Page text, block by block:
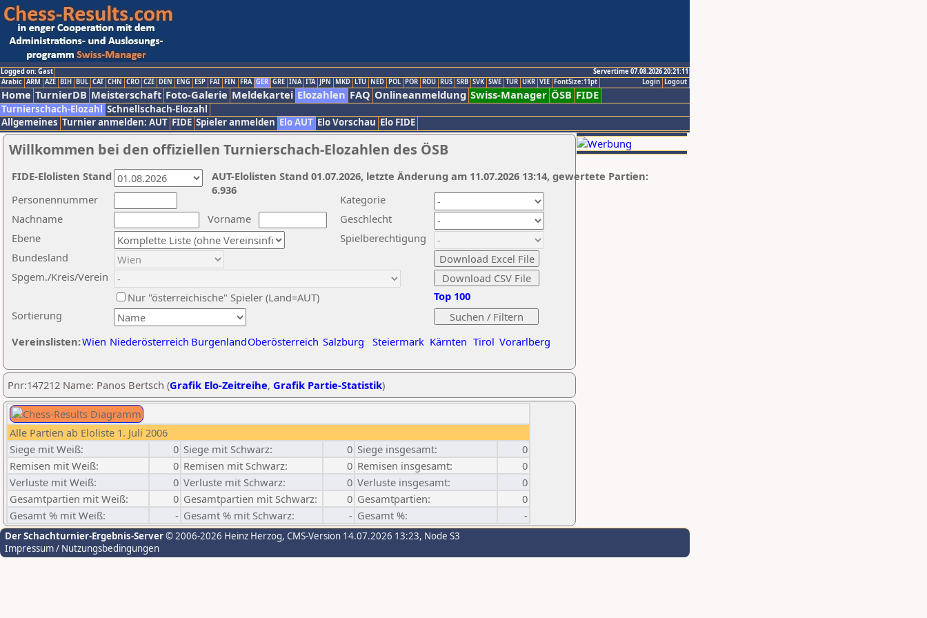
Logged on: Gast
Servertime 07.08.2026 20:21:11
Logout
Login
Arabic ARM AZE BIH BUL CAT CHN CRO CZE DEN ENG ESP FAI FIN FRA GER GRE INA ITA JPN MKD LTU NED POL POR ROU RUS SRB SVK SWE TUR UKR VIE FontSize:11pt
Home TurnierDB Meisterschaft Foto-Galerie Meldekartei Elozahlen FAQ Onlineanmeldung Swiss-Manager ÖSB FIDE
Turnierschach-Elozahl Schnellschach-Elozahl
Allgemeines Turnier anmelden: AUT FIDE Spieler anmelden Elo AUT Elo Vorschau Elo FIDE
Willkommen bei den offiziellen Turnierschach-Elozahlen des ÖSB
Nachname
Vorname
Ebene
Kategorie
Sortierung
Personennummer
Bundesland
Spgem./Kreis/Verein
Geschlecht
Nur "österreichische" Spieler (Land=AUT)
Spielberechtigung
Vereinslisten:Wien Niederösterreich BurgenlandOberösterreich Salzburg Steiermark Kärnten Tirol Vorarlberg
Top 100
AUT-Elolisten Stand 01.07.2026, letzte Änderung am 11.07.2026 13:14, gewertete Partien:
6.936
FIDE-Elolisten Stand
Pnr:147212 Name: Panos Bertsch (Grafik Elo-Zeitreihe, Grafik Partie-Statistik)
Alle Partien ab Eloliste 1. Juli 2006
Siege mit Weiß:
0 Siege mit Schwarz: 0 Siege insgesamt:
0
Remisen mit Weiß:
0 Remisen mit Schwarz: 0 Remisen insgesamt:
0
Verluste mit Weiß:
0 Verluste mit Schwarz: 0 Verluste insgesamt:
0
Gesamtpartien mit Weiß:
0 Gesamtpartien mit Schwarz: 0 Gesamtpartien:
0
Gesamt % mit Weiß:
- Gesamt % mit Schwarz: - Gesamt %: -
Der Schachturnier-Ergebnis-Server© 2006-2026 Heinz Herzog, CMS-Version 14.07.2026 13:23, Node S3
Impressum / Nutzungsbedingungen